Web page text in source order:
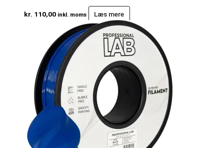
kr. 110,00 inkl. moms Læs mere